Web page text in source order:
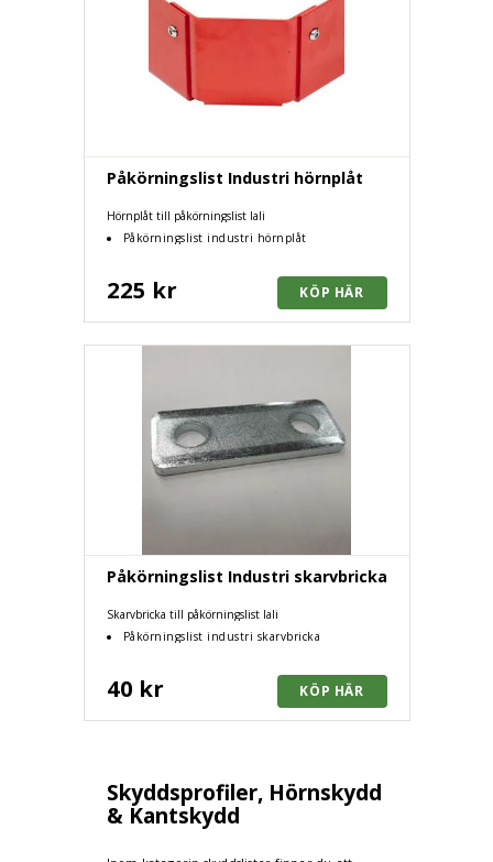
Påkörningslist Industri hörnplåt
Hörnplåt till påkörningslist lali
Påkörningslist industri hörnplåt
225 kr
Påkörningslist Industri skarvbricka
Skarvbricka till påkörningslist lali
Påkörningslist industri skarvbricka
40 kr
Skyddsprofiler, Hörnskydd
& Kantskydd